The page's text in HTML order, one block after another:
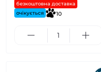
безкоштовна доставка
очікується
10